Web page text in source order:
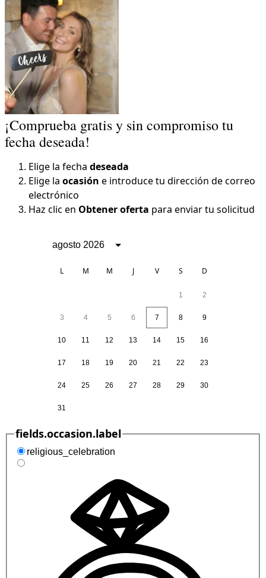
¡Comprueba gratis y sin compromiso tu
fecha deseada!
Elige la fecha deseada
Elige la ocasión e introduce tu dirección de correo
electrónico
Haz clic en Obtener oferta para enviar tu solicitud
agosto 2026
L M M J V S D
1 2
3 4 5 6 7 8 9
10 11 12 13 14 15 16
17 18 19 20 21 22 23
24 25 26 27 28 29 30
31
fields.occasion.label
religious_celebration